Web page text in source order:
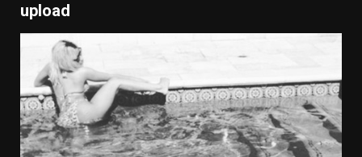
upload